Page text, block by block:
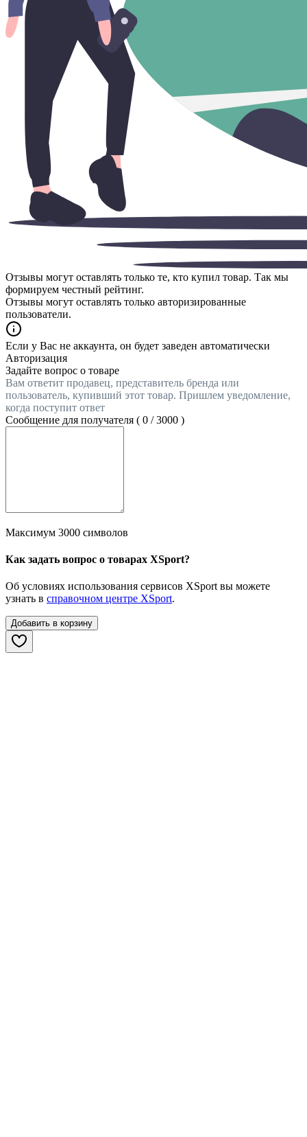
Отзывы могут оставлять только те, кто купил товар. Так мы
формируем честный рейтинг.
Отзывы могут оставлять только авторизированные
пользователи.
Если у Вас не аккаунта, он будет заведен автоматически
Авторизация
Задайте вопрос о товаре
Вам ответит продавец, представитель бренда или
пользователь, купивший этот товар. Пришлем уведомление,
когда поступит ответ
Сообщение для получателя ( 0 /3000 )
Максимум 3000 символов
Как задать вопрос о товарах XSport?
Об условиях использования сервисов XSport вы можете
узнать в справочном центре XSport.
Добавить в корзину